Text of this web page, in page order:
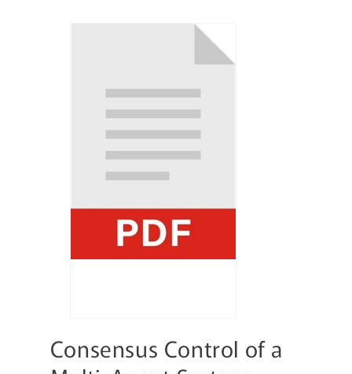
Consensus Control of a